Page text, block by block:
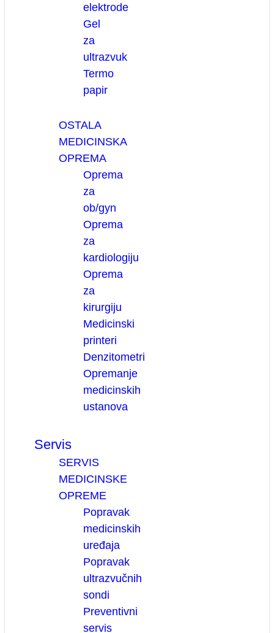
elektrode
Gel
za
ultrazvuk
Termo
papir
OSTALA
MEDICINSKA
OPREMA
Oprema
za
ob/gyn
Oprema
za
kardiologiju
Oprema
za
kirurgiju
Medicinski
printeri
Denzitometri
Opremanje
medicinskih
ustanova
Servis
SERVIS
MEDICINSKE
OPREME
Popravak
medicinskih
uređaja
Popravak
ultrazvučnih
sondi
Preventivni
servis